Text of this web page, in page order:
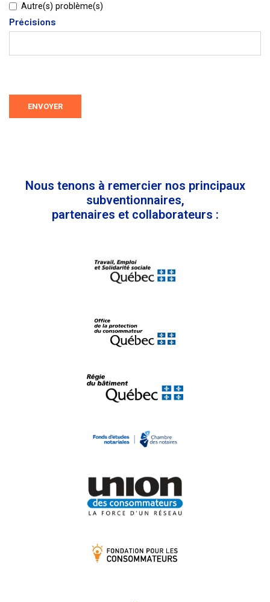
Autre(s) problème(s)
Précisions
ENVOYER
Nous tenons à remercier nos principaux
subventionnaires,
partenaires et collaborateurs :